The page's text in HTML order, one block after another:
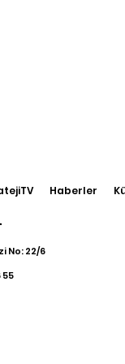
Haberler
No: 22/6
55